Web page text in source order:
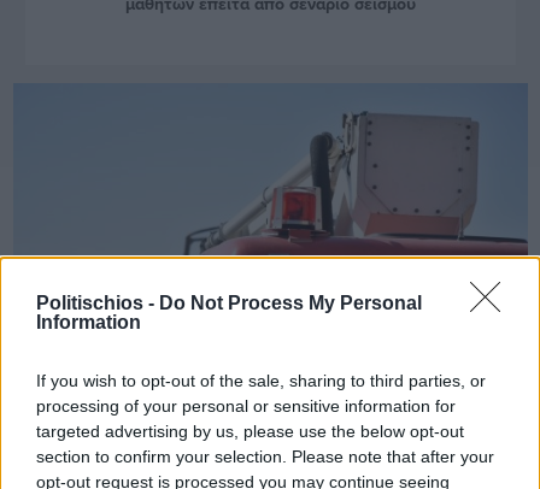
Politischios - Do Not Process My Personal
Information
If you wish to opt-out of the sale, sharing to third parties, or
processing of your personal or sensitive information for
targeted advertising by us, please use the below opt-out
section to confirm your selection. Please note that after your
opt-out request is processed you may continue seeing
Πριν 1 χρόνο
Ετήσια άσκηση σεισμού «Σεισίχθων 2025» στο Δημοτικό